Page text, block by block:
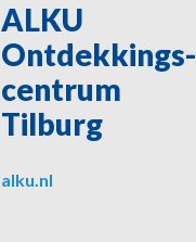
ALKU
Ontdekkings­
centrum
Tilburg
alku.nl